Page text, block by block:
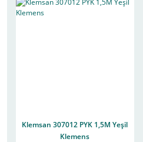
Klemsan 307012 PYK 1,5M Yeşil
Klemens